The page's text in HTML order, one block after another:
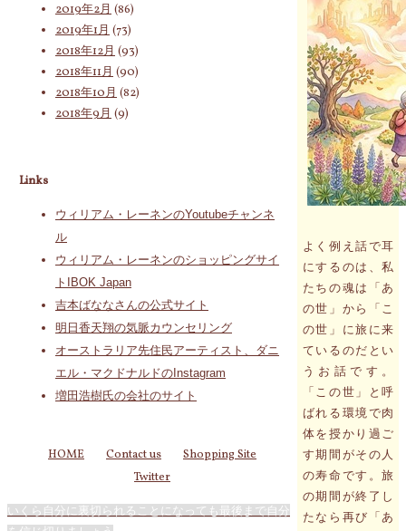
よく例え話で耳
にするのは、私
たちの魂は「あ
の世」から「こ
の世」に旅に来
ているのだとい
うお話です。
「この世」と呼
ばれる環境で肉
体を授かり過ご
す期間がその人
の寿命です。旅
の期間が終了し
たなら再び「あ
2019年2月 (86)
2019年1月 (73)
2018年12月 (93)
2018年11月 (90)
2018年10月 (82)
2018年9月 (9)
Links
ウィリアム・レーネンのYoutubeチャンネ
ル
ウィリアム・レーネンのショッピングサイ
トIBOK Japan
吉本ばななさんの公式サイト
明日香天翔の気脈カウンセリング
オーストラリア先住民アーティスト、ダニ
エル・マクドナルドのInstagram
増田浩樹氏の会社のサイト
HOME Contact us
Shopping Site
Twitter
いくら自分に裏切られることになっても最後まで自分